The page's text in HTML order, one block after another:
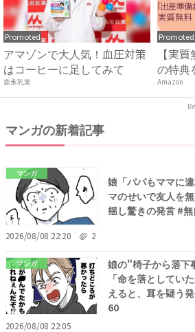
Promoted
アマゾンで大人気！血圧対策
はコーヒーに足してみて
森永乳業
Promoted
【実
の特典
Amazon
マンガの新着記事
マンガ
娘「パパもママに
マのせいで友人を
揺し驚きの発言 #
2026/08/08 22:20 2
マンガ
娘の"椅子から落下
「命を落としてい
えると、耳を疑う
60
2026/08/08 22:05